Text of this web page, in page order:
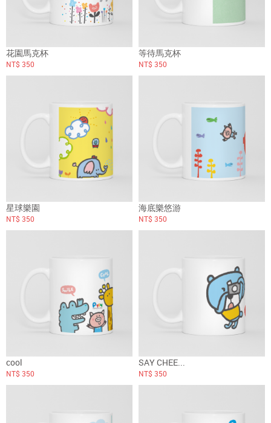
花園馬克杯
NT$ 350
等待馬克杯
NT$ 350
星球樂園
NT$ 350
海底樂悠游
NT$ 350
cool
NT$ 350
SAY CHEE...
NT$ 350